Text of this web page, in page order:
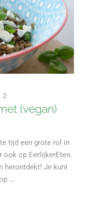
2
(vegan)
tijd een grote rol in
ook op EerlijkerEten.
herontdekt! Je kunt